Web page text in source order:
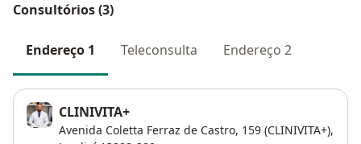
Consultórios (3)
Endereço 1 Teleconsulta Endereço 2
CLINIVITA+
Avenida Coletta Ferraz de Castro, 159 (CLINIVITA+),